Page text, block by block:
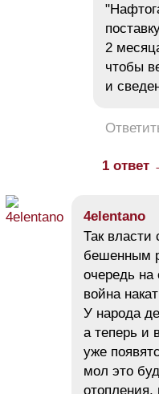
2
чтобы
и
1 ответ
4elentano
Так власти
бешенным
очередь на
война
У народа
а теперь и
уже
мол это
отопления,